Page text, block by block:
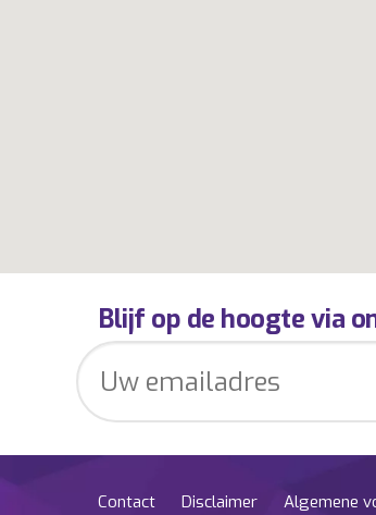
Blijf op de hoogte via
Contact Disclaimer Algemene